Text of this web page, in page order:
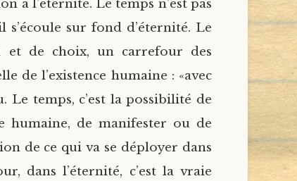
à l’éternité. Le temps n’est pas
sur fond d’éternité. Le
et de choix, un carrefour des
de l’existence humaine : «avec
Le temps, c’est la possibilité de
humaine, de manifester ou de
de ce qui va se déployer dans
dans l’éternité, c’est la vraie